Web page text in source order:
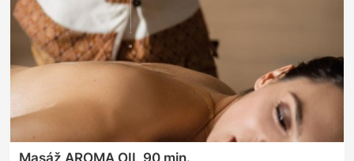
Masáž AROMA OIL 90 min.